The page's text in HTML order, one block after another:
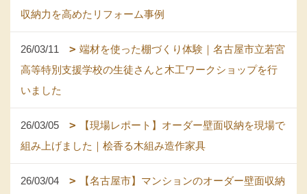
収納力を高めたリフォーム事例
26/03/11
端材を使った棚づくり体験｜名古屋市立若宮
高等特別支援学校の生徒さんと木工ワークショップを行
いました
26/03/05
【現場レポート】オーダー壁面収納を現場で
組み上げました｜桧香る木組み造作家具
26/03/04
【名古屋市】マンションのオーダー壁面収納